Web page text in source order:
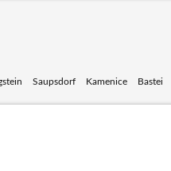
Saupsdorf Kamenice Bastei